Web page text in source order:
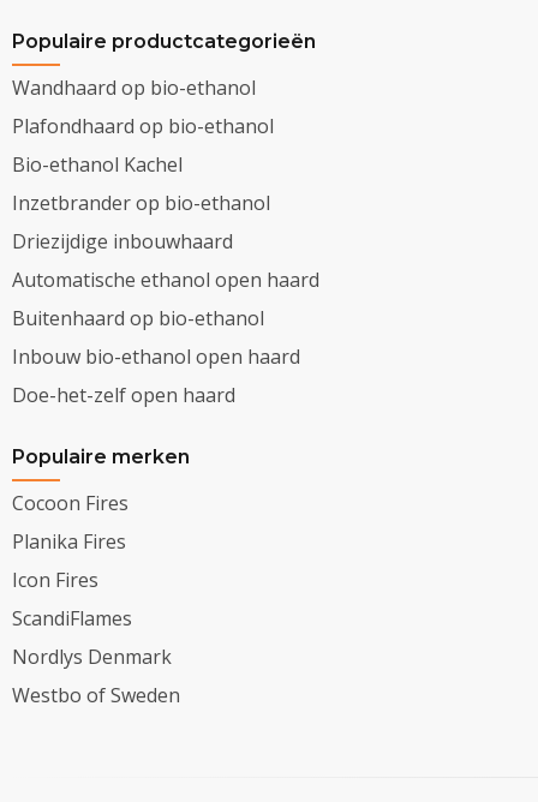
Populaire productcategorieën
Wandhaard op bio-ethanol
Plafondhaard op bio-ethanol
Bio-ethanol Kachel
Inzetbrander op bio-ethanol
Driezijdige inbouwhaard
Automatische ethanol open haard
Buitenhaard op bio-ethanol
Inbouw bio-ethanol open haard
Doe-het-zelf open haard
Populaire merken
Cocoon Fires
Planika Fires
Icon Fires
ScandiFlames
Nordlys Denmark
Westbo of Sweden